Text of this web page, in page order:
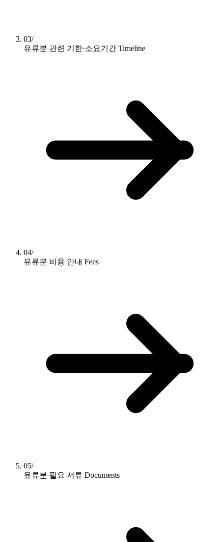
03/
유류분 관련 기한·소요기간 Timeline
04/
유류분 비용 안내 Fees
05/
유류분 필요 서류 Documents